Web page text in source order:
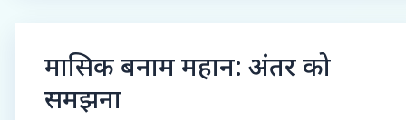
मासिक बनाम महान: अंतर को
समझना